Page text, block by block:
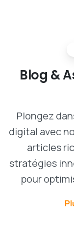
Blog &
Plongez
digital avec
articles
stratégies
pour